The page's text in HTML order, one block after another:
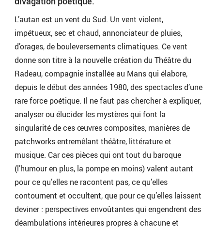
L’autan est un vent du Sud. Un vent violent,
impétueux, sec et chaud, annonciateur de pluies,
d’orages, de bouleversements climatiques. Ce vent
donne son titre à la nouvelle création du Théâtre du
Radeau, compagnie installée au Mans qui élabore,
depuis le début des années 1980, des spectacles d’une
rare force poétique. Il ne faut pas chercher à expliquer,
analyser ou élucider les mystères qui font la
singularité de ces œuvres composites, manières de
patchworks entremêlant théâtre, littérature et
musique. Car ces pièces qui ont tout du baroque
(l’humour en plus, la pompe en moins) valent autant
pour ce qu’elles ne racontent pas, ce qu’elles
contournent et occultent, que pour ce qu’elles laissent
deviner : perspectives envoûtantes qui engendrent des
déambulations intérieures propres à chacune et